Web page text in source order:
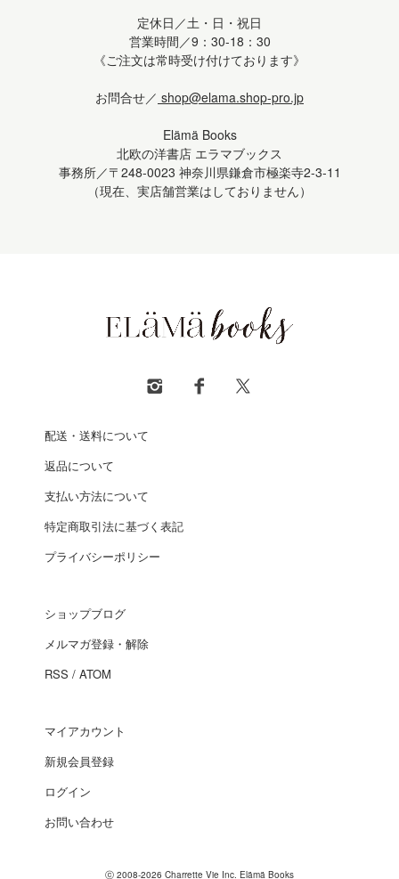
定休日／土・日・祝日
営業時間／9：30-18：30
《ご注文は常時受け付けております》
お問合せ／ shop@elama.shop-pro.jp
Elämä Books
北欧の洋書店 エラマブックス
事務所／〒248-0023 神奈川県鎌倉市極楽寺2-3-11
（現在、実店舗営業はしておりません）
配送・送料について
返品について
支払い方法について
特定商取引法に基づく表記
プライバシーポリシー
ショップブログ
メルマガ登録・解除
RSS / ATOM
マイアカウント
新規会員登録
ログイン
お問い合わせ
ⓒ 2008-2026 Charrette Vie Inc. Elämä Books